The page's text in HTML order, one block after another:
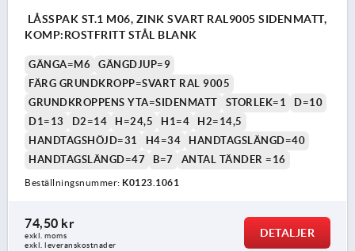
LÅSSPAK ST.1 M06, ZINK SVART RAL9005 SIDENMATT,
KOMP:ROSTFRITT STÅL BLANK
GÄNGA=M6
GÄNGDJUP=9
FÄRG GRUNDKROPP=SVART RAL 9005
GRUNDKROPPENS YTA=SIDENMATT
STORLEK=1
D=10
D1=13
D2=14 H=24,5 H1=4
H2=14,5
HANDTAGSHÖJD=31
H4=34
HANDTAGSLÄNGD=40
HANDTAGSLÄNGD=47
B=7 ANTAL TÄNDER =16
Beställningsnummer: K0123.1061
74,50 kr
exkl. moms
exkl. leveranskostnader
DETALJER